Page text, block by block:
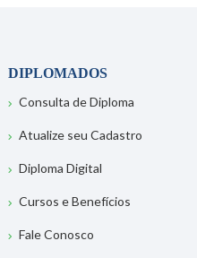
DIPLOMADOS
Consulta de Diploma
Atualize seu Cadastro
Diploma Digital
Cursos e Benefícios
Fale Conosco